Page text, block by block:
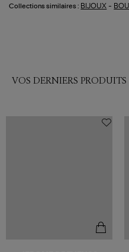
Collections similaires : BIJOUX -
VOS DERNIERS PRODUITS